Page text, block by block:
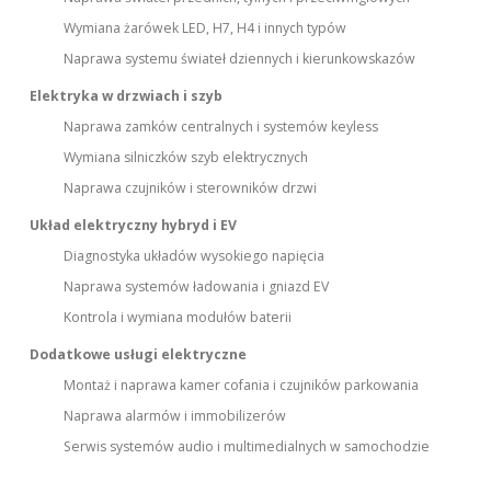
Wymiana żarówek LED, H7, H4 i innych typów
Naprawa systemu świateł dziennych i kierunkowskazów
Elektryka w drzwiach i szyb
Naprawa zamków centralnych i systemów keyless
Wymiana silniczków szyb elektrycznych
Naprawa czujników i sterowników drzwi
Układ elektryczny hybryd i EV
Diagnostyka układów wysokiego napięcia
Naprawa systemów ładowania i gniazd EV
Kontrola i wymiana modułów baterii
Dodatkowe usługi elektryczne
Montaż i naprawa kamer cofania i czujników parkowania
Naprawa alarmów i immobilizerów
Serwis systemów audio i multimedialnych w samochodzie